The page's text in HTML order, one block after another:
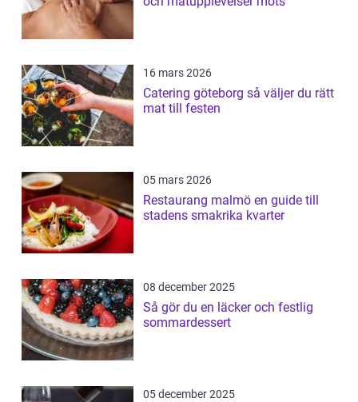
16 mars 2026
Catering göteborg så väljer du rätt
mat till festen
05 mars 2026
Restaurang malmö en guide till
stadens smakrika kvarter
08 december 2025
Så gör du en läcker och festlig
sommardessert
05 december 2025